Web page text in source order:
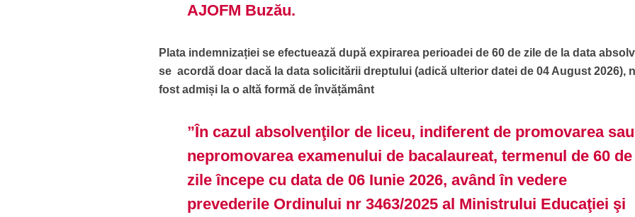
AJOFM Buzău.
Plata indemnizației se efectuează după expirarea perioadei de 60 de zile de la data
se acordă doar dacă la data solicitării dreptului (adică ulterior datei de 04 August 2026),
fost admiși la o altă formă de învățământ
”În cazul absolvenţilor de liceu, indiferent de promovarea sau
nepromovarea examenului de bacalaureat, termenul de 60 de
zile începe cu data de 06 Iunie 2026, având în vedere
prevederile Ordinului nr 3463/2025 al Ministrului Educaţiei şi